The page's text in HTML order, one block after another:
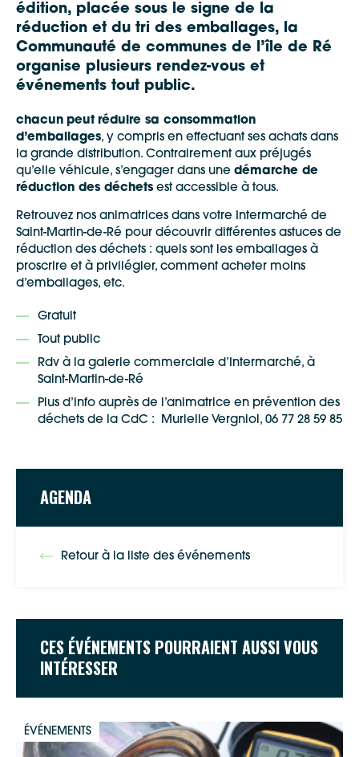
AGENDA
Retour à la liste des événements
CES ÉVÉNEMENTS POURRAIENT AUSSI VOUS
INTÉRESSER
ÉVÉNEMENTS
édition, placée sous le signe de la
réduction et du tri des emballages, la
Communauté de communes de l’île de Ré
organise plusieurs rendez-vous et
événements tout public.
chacun peut réduire sa consommation
d’emballages, y compris en effectuant ses achats dans
la grande distribution. Contrairement aux préjugés
qu’elle véhicule, s’engager dans une démarche de
réduction des déchets est accessible à tous.
Retrouvez nos animatrices dans votre Intermarché de
Saint-Martin-de-Ré pour découvrir différentes astuces de
réduction des déchets : quels sont les emballages à
proscrire et à privilégier, comment acheter moins
d’emballages, etc.
Gratuit
Tout public
Rdv à la galerie commerciale d’Intermarché, à
Saint-Martin-de-Ré
Plus d’info auprès de l’animatrice en prévention des
déchets de la CdC : Murielle Vergniol, 06 77 28 59 85
Google Maps